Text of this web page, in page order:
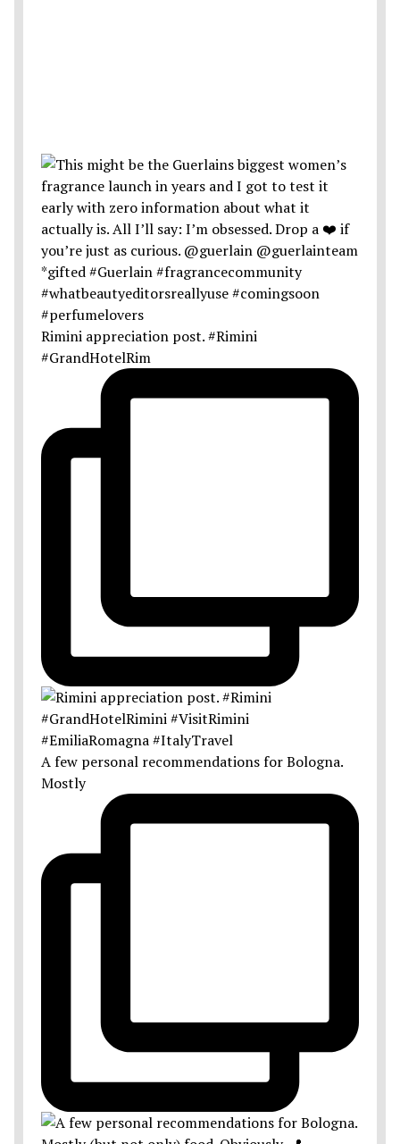
Rimini appreciation post. #Rimini
#GrandHotelRim
A few personal recommendations for Bologna.
Mostly